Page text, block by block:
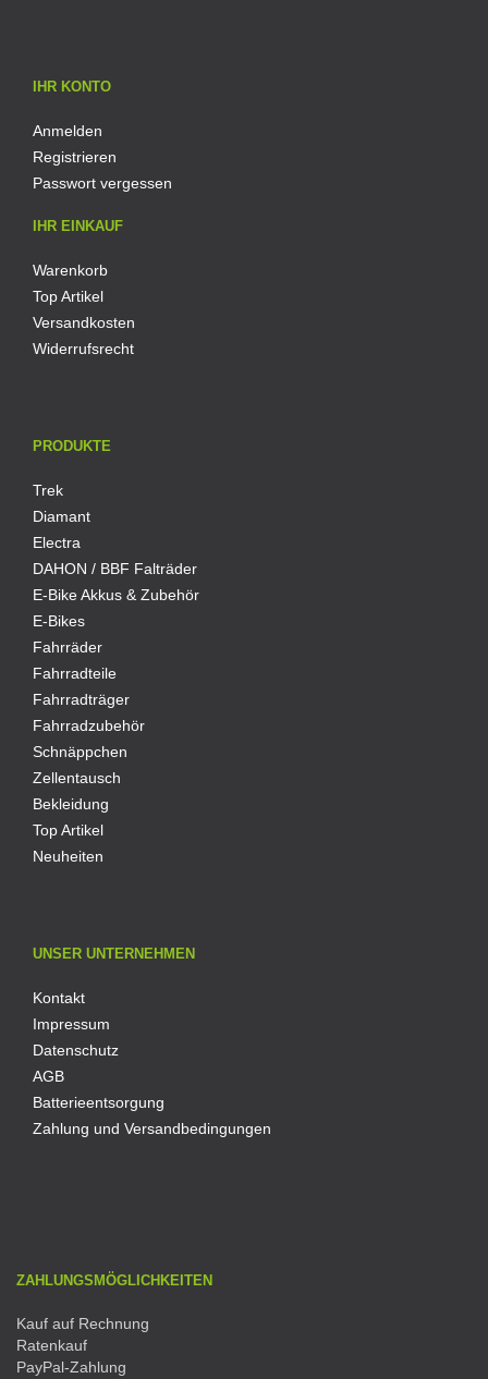
IHR KONTO
Anmelden
Registrieren
Passwort vergessen
IHR EINKAUF
Warenkorb
Top Artikel
Versandkosten
Widerrufsrecht
PRODUKTE
Trek
Diamant
Electra
DAHON / BBF Falträder
E-Bike Akkus & Zubehör
E-Bikes
Fahrräder
Fahrradteile
Fahrradträger
Fahrradzubehör
Schnäppchen
Zellentausch
Bekleidung
Top Artikel
Neuheiten
UNSER UNTERNEHMEN
Kontakt
Impressum
Datenschutz
AGB
Batterieentsorgung
Zahlung und Versandbedingungen
ZAHLUNGSMÖGLICHKEITEN
Kauf auf Rechnung
Ratenkauf
PayPal-Zahlung